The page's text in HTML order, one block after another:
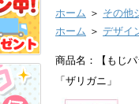
ホーム ＞ その他
ホーム ＞ デザイ
商品名：【もじ
「ザリガニ」